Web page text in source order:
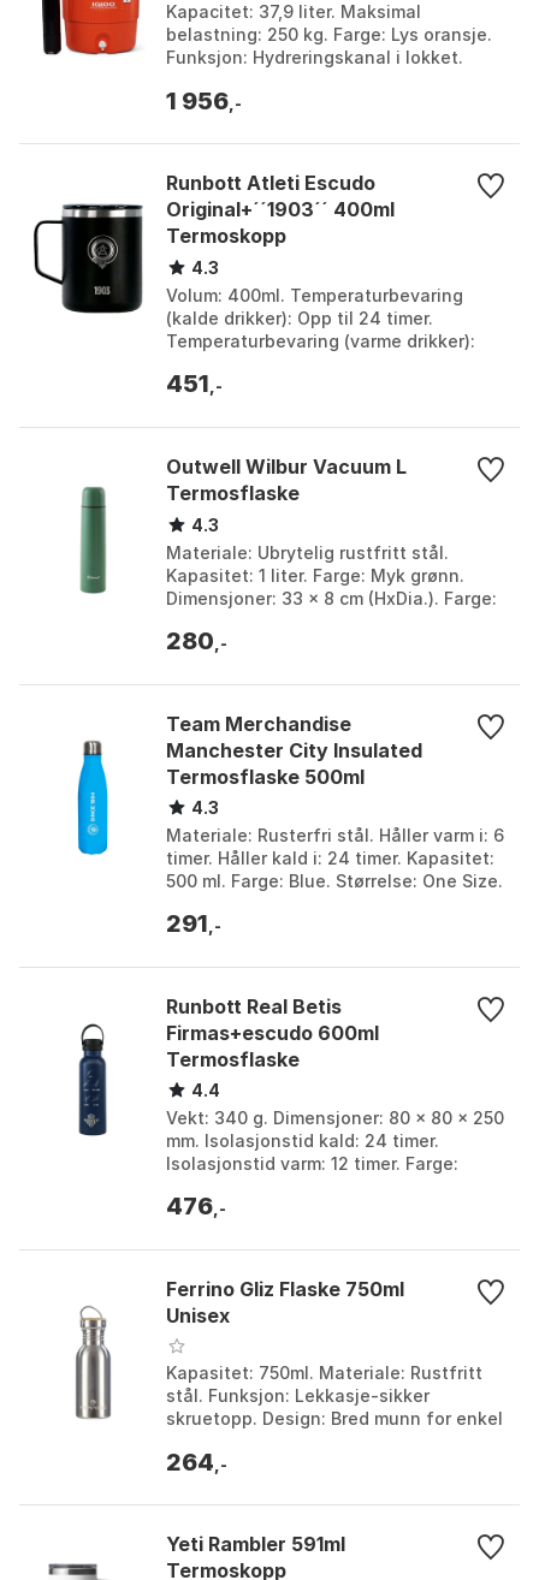
Kapacitet: 37,9 liter. Maksimal
belastning: 250 kg. Farge: Lys oransje.
Funksjon: Hydreringskanal i lokket.
56cm.
1 956 ,-
Runbott Atleti Escudo
Original+´´1903´´ 400ml
Termoskopp
4.3
Volum: 400ml. Temperaturbevaring
(kalde drikker): Opp til 24 timer.
Temperaturbevaring (varme drikker):
Dobbeltvegges vakuumisolert...
451 ,-
Outwell Wilbur Vacuum L
Termosflaske
4.3
Materiale: Ubrytelig rustfritt stål.
Kapasitet: 1 liter. Farge: Myk grønn.
Dimensjoner: 33 x 8 cm (HxDia.). Farge:
280 ,-
Team Merchandise
Manchester City Insulated
Termosflaske 500ml
4.3
Materiale: Rusterfri stål. Håller varm i: 6
timer. Håller kald i: 24 timer. Kapasitet:
500 ml. Farge: Blue. Størrelse: One Size.
291 ,-
Runbott Real Betis
Firmas+escudo 600ml
Termosflaske
4.4
Vekt: 340 g. Dimensjoner: 80 × 80 × 250
mm. Isolasjonstid kald: 24 timer.
Isolasjonstid varm: 12 timer. Farge:
476 ,-
Ferrino Gliz Flaske 750ml
Unisex
Kapasitet: 750ml. Materiale: Rustfritt
stål. Funksjon: Lekkasje-sikker
skruetopp. Design: Bred munn for enkel
steel. Stø...
264 ,-
Yeti Rambler 591ml
Termoskopp